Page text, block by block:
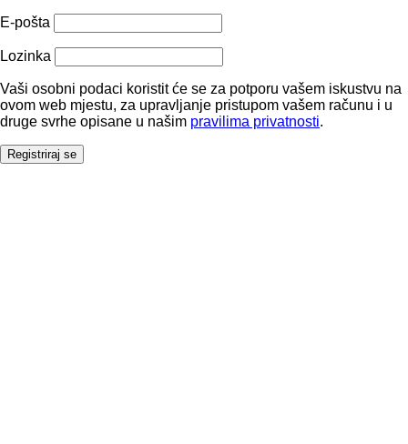
E-pošta
Lozinka
Vaši osobni podaci koristit će se za potporu vašem iskustvu na
ovom web mjestu, za upravljanje pristupom vašem računu i u
druge svrhe opisane u našim pravilima privatnosti.
Registriraj se